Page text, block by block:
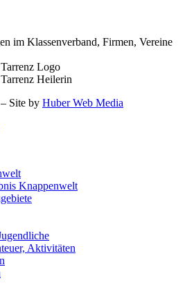
im Klassenverband, Firmen, Vereine
Site by Huber Web Media
Knappenwelt
Aktivitäten